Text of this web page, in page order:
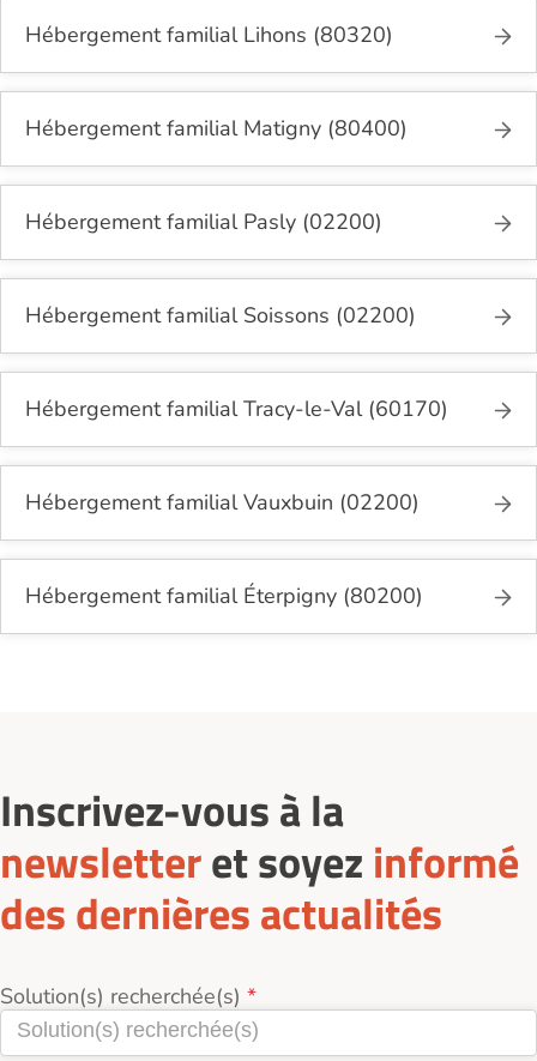
Hébergement familial Lihons (80320)
Hébergement familial Matigny (80400)
Hébergement familial Pasly (02200)
Hébergement familial Soissons (02200)
Hébergement familial Tracy-le-Val (60170)
Hébergement familial Vauxbuin (02200)
Hébergement familial Éterpigny (80200)
Inscrivez-vous à la
newsletteret soyez informé
des dernières actualités
Solution(s) recherchée(s)